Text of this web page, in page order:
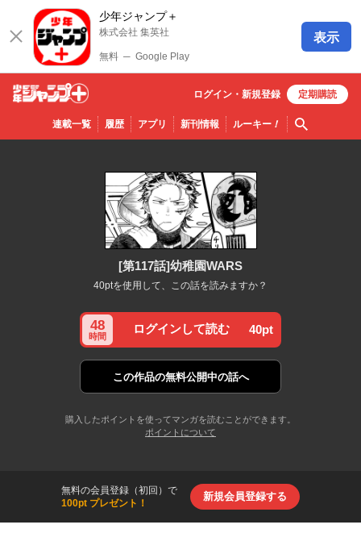
少年ジャンプ＋
株式会社 集英社
無料 ─ Google Play
表示
少年ジ
ャンプ
連載一覧 履歴 アプリ 新刊情報 ルーキー！ 検索
ログイン・ 新規登録 定期購読
[第117話]幼稚園WARS
40ptを使用して、この話を読みますか？
48
時間
ログインして読む 40pt
この作品の無料公開中の話へ
購入したポイントを使ってマンガを読むことができます。
ポイントについて
無料の会員登録（初回）で
100pt プレゼント！
新規会員登録する